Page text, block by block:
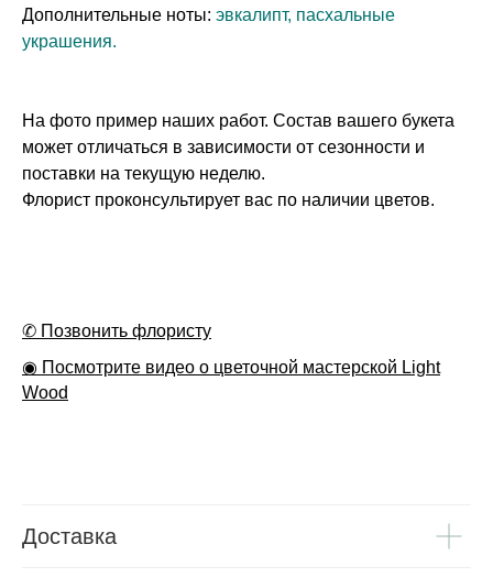
Дополнительные ноты: эвкалипт, пасхальные
украшения.
На фото пример наших работ. Состав вашего букета
может отличаться в зависимости от сезонности и
поставки на текущую неделю.
Флорист проконсультирует вас по наличии цветов.
✆ Позвонить флористу
◉ Посмотрите видео о цветочной мастерской Light
Wood
Доставка